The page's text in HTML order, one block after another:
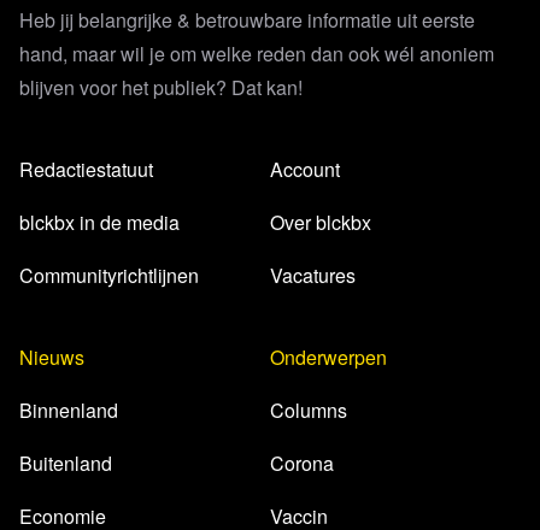
Heb jij belangrijke & betrouwbare informatie uit eerste
hand, maar wil je om welke reden dan ook wél anoniem
blijven voor het publiek? Dat kan!
Redactiestatuut
blckbx in de media
Communityrichtlijnen
Account
Over blckbx
Vacatures
Nieuws
Binnenland
Buitenland
Economie
Onderwerpen
Columns
Corona
Vaccin